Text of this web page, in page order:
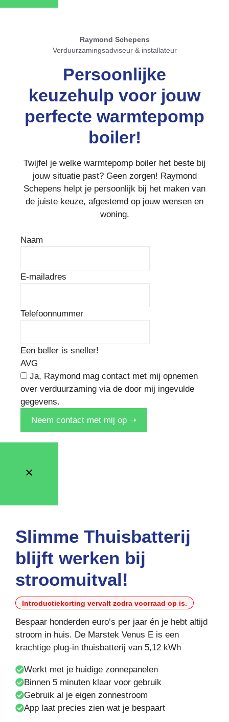
Raymond Schepens
Verduurzamingsadviseur & installateur
Persoonlijke
keuzehulp voor jouw
perfecte warmtepomp
boiler!
Twijfel je welke warmtepomp boiler het beste bij
jouw situatie past? Geen zorgen! Raymond
Schepens helpt je persoonlijk bij het maken van
de juiste keuze, afgestemd op jouw wensen en
woning.
Naam
E-mailadres
Telefoonnummer
Een beller is sneller!
AVG
Ja, Raymond mag contact met mij opnemen
over verduurzaming via de door mij ingevulde
gegevens.
Neem contact met mij op ➝
Slimme Thuisbatterij
blijft werken bij
stroomuitval!
Introductiekorting vervalt zodra voorraad op is.
Bespaar honderden euro’s per jaar én je hebt altijd
stroom in huis. De Marstek Venus E is een
krachtige plug-in thuisbatterij van 5,12 kWh
Werkt met je huidige zonnepanelen
Binnen 5 minuten klaar voor gebruik
Gebruik al je eigen zonnestroom
App laat precies zien wat je bespaart